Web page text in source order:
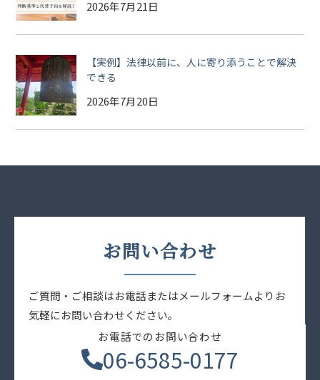
2026年7月21日
【実例】法律以前に、人に寄り添うことで解決
できる
2026年7月20日
お問い合わせ
ご質問・ご相談はお電話またはメールフォームよりお
気軽にお問い合わせください。
お電話でのお問い合わせ
06-6585-0177